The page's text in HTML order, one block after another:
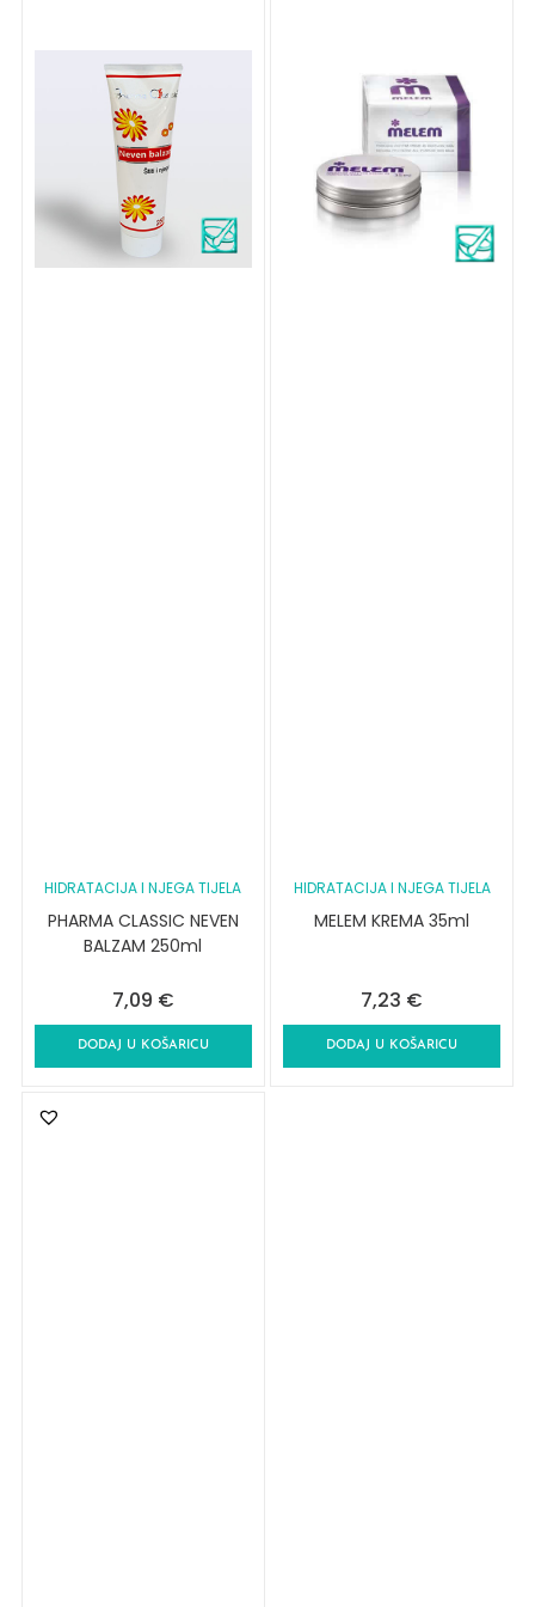
HIDRATACIJA I NJEGA TIJELA
PHARMA CLASSIC NEVEN
BALZAM 250ml
7,09 €
DODAJ U KOŠARICU
HIDRATACIJA I NJEGA TIJELA
MELEM KREMA 35ml
7,23 €
DODAJ U KOŠARICU